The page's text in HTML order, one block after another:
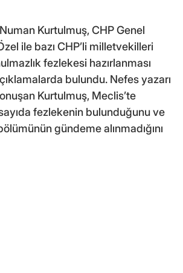
Kurtulmuş, CHP Genel
ile bazı CHP’li milletvekilleri
fezlekesi hazırlanması
bulundu. Nefes yazarı
Kurtulmuş, Meclis’te
fezlekenin bulunduğunu ve
gündeme alınmadığını